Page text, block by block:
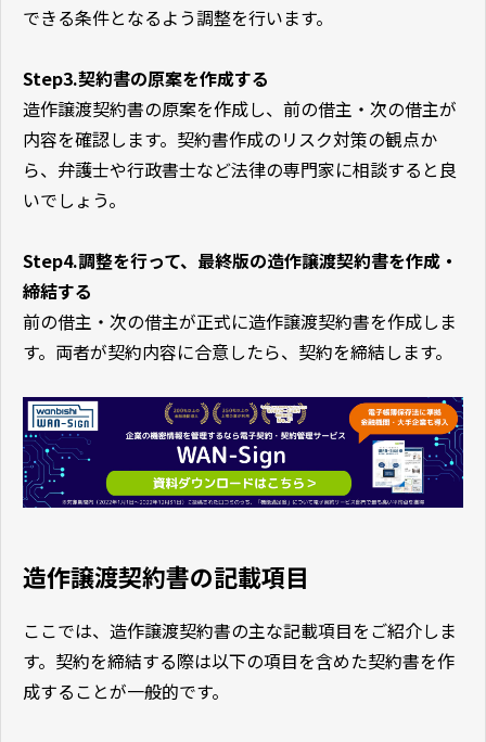
できる条件となるよう調整を行います。
Step3.契約書の原案を作成する
造作譲渡契約書の原案を作成し、前の借主・次の借主が
内容を確認します。契約書作成のリスク対策の観点か
ら、弁護士や行政書士など法律の専門家に相談すると良
いでしょう。
Step4.調整を行って、最終版の造作譲渡契約書を作成・
締結する
前の借主・次の借主が正式に造作譲渡契約書を作成しま
す。両者が契約内容に合意したら、契約を締結します。
造作譲渡契約書の記載項目
ここでは、造作譲渡契約書の主な記載項目をご紹介しま
す。契約を締結する際は以下の項目を含めた契約書を作
成することが一般的です。